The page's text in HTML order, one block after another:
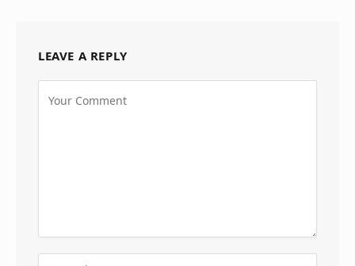
LEAVE A REPLY